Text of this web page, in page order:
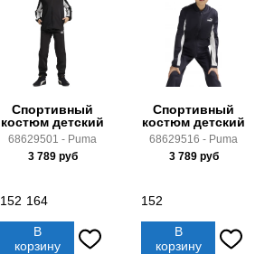
Спортивный
костюм детский
68629501 - Puma
3 789руб
152 164
В
корзину
Спортивный
костюм детский
68629516 - Puma
3 789руб
152
В
корзину